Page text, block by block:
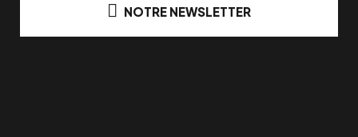
NOTRE NEWSLETTER